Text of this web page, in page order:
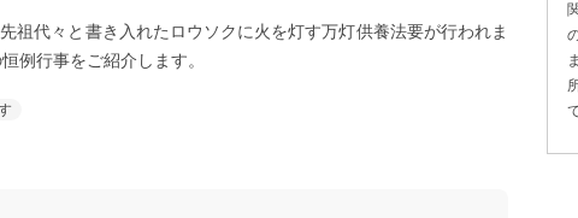
祖代々と書き入れたロウソクに火を灯す万灯供養法要が行われま
例行事をご紹介します。